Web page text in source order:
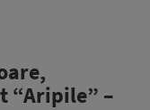
“Aripile” –